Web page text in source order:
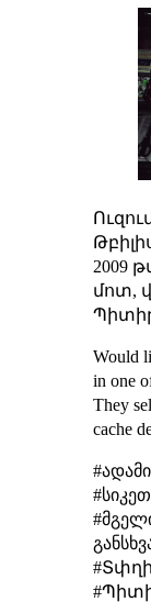
2009
մոտ,
Would
in one
They
cache